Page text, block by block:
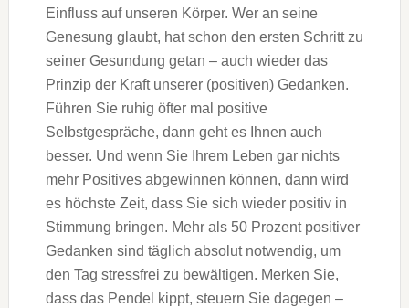
Einfluss auf unseren Körper. Wer an seine
Genesung glaubt, hat schon den ersten Schritt zu
seiner Gesundung getan – auch wieder das
Prinzip der Kraft unserer (positiven) Gedanken.
Führen Sie ruhig öfter mal positive
Selbstgespräche, dann geht es Ihnen auch
besser. Und wenn Sie Ihrem Leben gar nichts
mehr Positives abgewinnen können, dann wird
es höchste Zeit, dass Sie sich wieder positiv in
Stimmung bringen. Mehr als 50 Prozent positiver
Gedanken sind täglich absolut notwendig, um
den Tag stressfrei zu bewältigen. Merken Sie,
dass das Pendel kippt, steuern Sie dagegen –